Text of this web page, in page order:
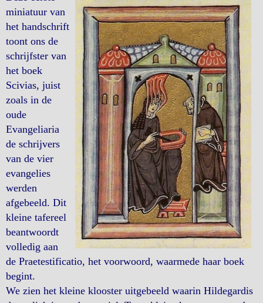
miniatuur van
het handschrift
toont ons de
schrijfster van
het boek
Scivias, juist
zoals in de
oude
Evangeliaria
de schrijvers
van de vier
evangelies
werden
afgebeeld. Dit
kleine tafereel
beantwoordt
volledig aan
de Praetestificatio, het voorwoord, waarmede haar boek
begint.
We zien het kleine klooster uitgebeeld waarin Hildegardis